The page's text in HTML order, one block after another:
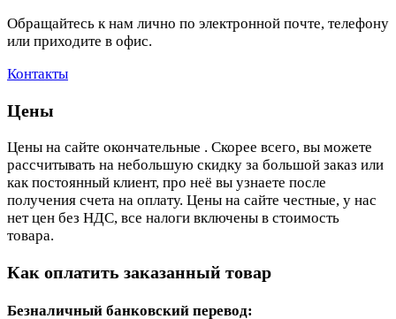
Обращайтесь к нам лично по электронной почте, телефону
или приходите в офис.
Контакты
Цены
Цены на сайте окончательные . Скорее всего, вы можете
рассчитывать на небольшую скидку за большой заказ или
как постоянный клиент, про неё вы узнаете после
получения счета на оплату. Цены на сайте честные, у нас
нет цен без НДС, все налоги включены в стоимость
товара.
Как оплатить заказанный товар
Безналичный банковский перевод: